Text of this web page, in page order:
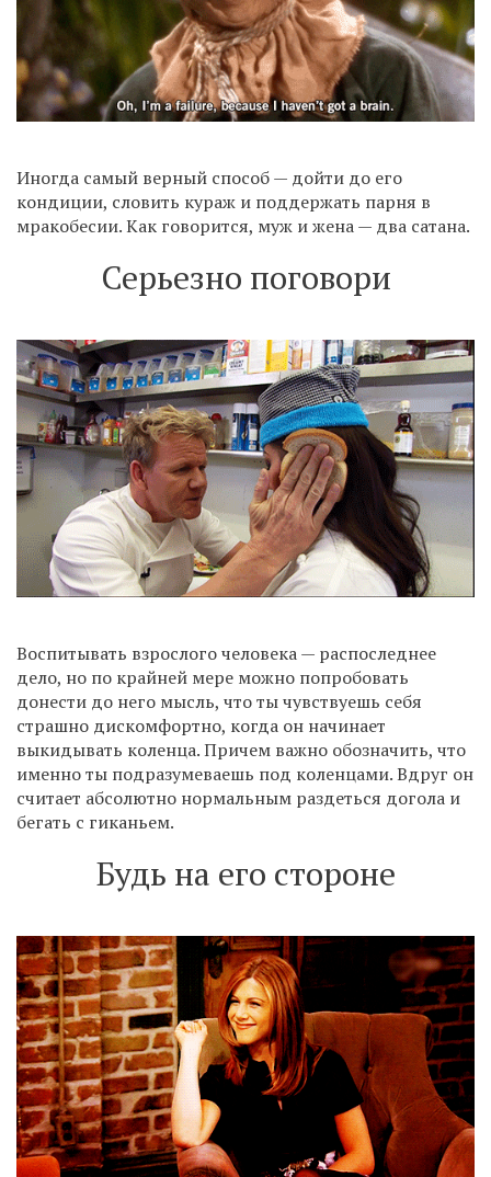
Иногда самый верный способ — дойти до его
кондиции, словить кураж и поддержать парня в
мракобесии. Как говорится, муж и жена — два сатана.
Серьезно поговори
Воспитывать взрослого человека — распоследнее
дело, но по крайней мере можно попробовать
донести до него мысль, что ты чувствуешь себя
страшно дискомфортно, когда он начинает
выкидывать коленца. Причем важно обозначить, что
именно ты подразумеваешь под коленцами. Вдруг он
считает абсолютно нормальным раздеться догола и
бегать с гиканьем.
Будь на его стороне